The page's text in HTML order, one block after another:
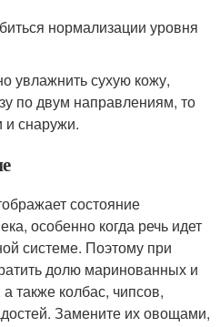
нормализации уровня
увлажнить сухую кожу,
по двум направлениям, то
и снаружи.
состояние
особенно когда речь идет
системе. Поэтому при
долю маринованных и
также колбас, чипсов,
Замените их овощами,